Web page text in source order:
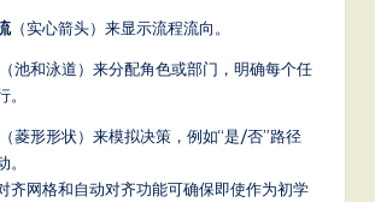
（实心箭头）来显示流程流向。
（池和泳道）来分配角色或部门，明确每个任
（菱形形状）来模拟决策，例如“是/否”路径
齐网格和自动对齐功能可确保即使作为初学